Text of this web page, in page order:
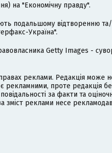
на "Економічну правду".
подальшому відтворенню
Україна".
Getty Images -
реклами. Редакція може
рекламними, проте редакція
за факти та
зміст реклами несе